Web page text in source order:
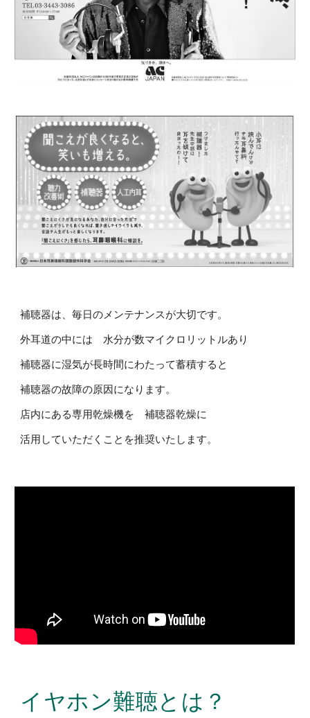
補聴器は、毎日のメンテナンスが大切です。
外耳道の中には 水分が数マイクロリットルあり
補聴器に湿気が長時間にわたって蓄積すると
補聴器の故障の原因になります。
店内にある専用乾燥機を 補聴器乾燥に
活用していただくことを推奨いたします。
イヤホン難聴とは？